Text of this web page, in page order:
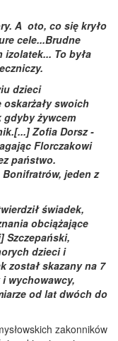
A oto, co się kryło
cele...Brudne
To była
dzieci
oskarżały swoich
gdyby żywcem
Zofia Dorsz -
Florczakowi
państwo.
jeden z
świadek,
obciążające
Szczepański,
dzieci i
został skazany na 7
wychowawcy,
od lat dwóch do
zakonników